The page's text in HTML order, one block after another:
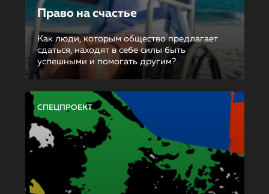
Право на счастье
Как люди, которым общество предлагает
сдаться, находят в себе силы быть
успешными и помогать другим?
СПЕЦПРОЕКТ